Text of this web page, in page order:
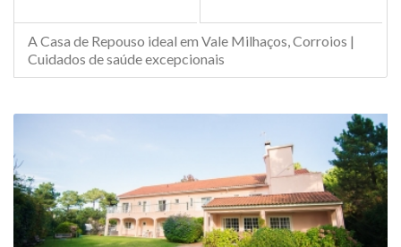
A Casa de Repouso ideal em Vale Milhaços, Corroios |
Cuidados de saúde excepcionais